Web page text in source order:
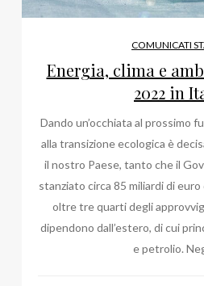
COMUNICATI
Energia, clima e
2022 in
Dando un’occhiata al prossimo
alla transizione ecologica è
il nostro Paese, tanto che il
stanziato circa 85 miliardi di
oltre tre quarti degli
dipendono dall’estero, di cui
e petrolio.